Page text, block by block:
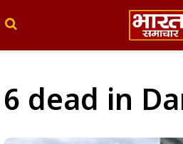
6 dead in